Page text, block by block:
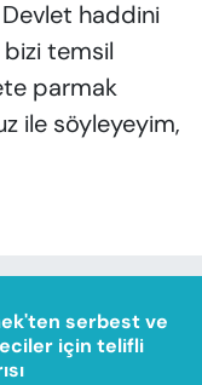
haddini
bizi temsil
parmak
ile söyleyeyim,
serbest ve
için telifli